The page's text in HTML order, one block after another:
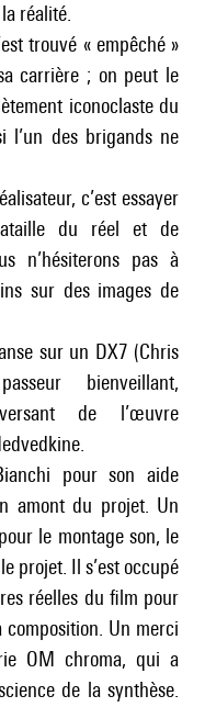
réalité.
trouvé « empêché »
carrière ; on peut le
iconoclaste du
l’un des brigands ne
c’est essayer
du réel et de
n’hésiterons pas à
sur des images de
sur un DX7 (Chris
bienveillant,
de l’œuvre
pour son aide
amont du projet. Un
le montage son, le
projet. Il s’est occupé
réelles du film pour
composition. Un merci
OM chroma, qui a
de la synthèse.